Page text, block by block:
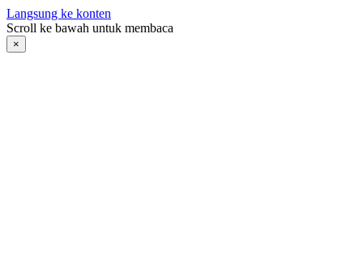
Langsung ke konten
Scroll ke bawah untuk membaca
×